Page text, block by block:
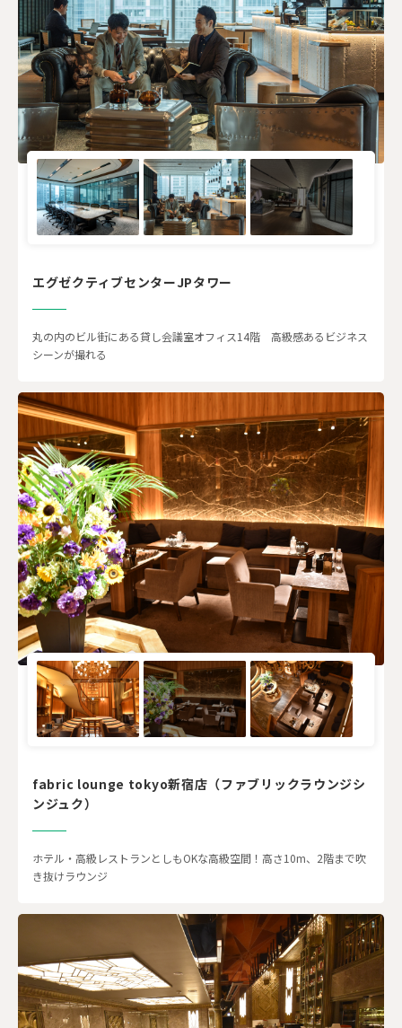
エグゼクティブセンターJPタワー
丸の内のビル街にある貸し会議室オフィス14階 高級感あるビジネス
シーンが撮れる
fabric lounge tokyo新宿店（ファブリックラウンジシ
ンジュク）
ホテル・高級レストランとしもOKな高級空間！高さ10m、2階まで吹
き抜けラウンジ